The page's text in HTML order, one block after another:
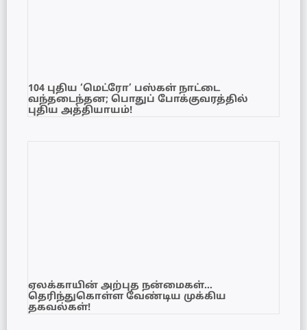
104 புதிய ‘மெட்ரோ’ பஸ்கள் நாட்டை
வந்தடைந்தன; பொதுப் போக்குவரத்தில்
புதிய அத்தியாயம்!
ஏலக்காயின் அற்புத நன்மைகள்…
தெரிந்துகொள்ள வேண்டிய முக்கிய
தகவல்கள்!